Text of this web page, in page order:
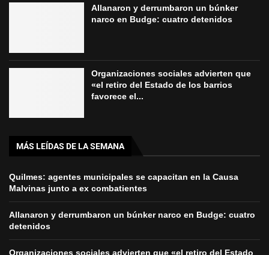
Allanaron y derrumbaron un búnker
narco en Budge: cuatro detenidos
Organizaciones sociales advierten que
«el retiro del Estado de los barrios
favorece el...
MÁS LEÍDAS DE LA SEMANA
Quilmes: agentes municipales se capacitan en la Causa
Malvinas junto a ex combatientes
Allanaron y derrumbaron un búnker narco en Budge: cuatro
detenidos
Organizaciones sociales advierten que «el retiro del Estado